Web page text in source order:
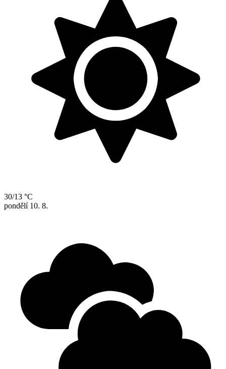
30/13 °C
pondělí 10. 8.